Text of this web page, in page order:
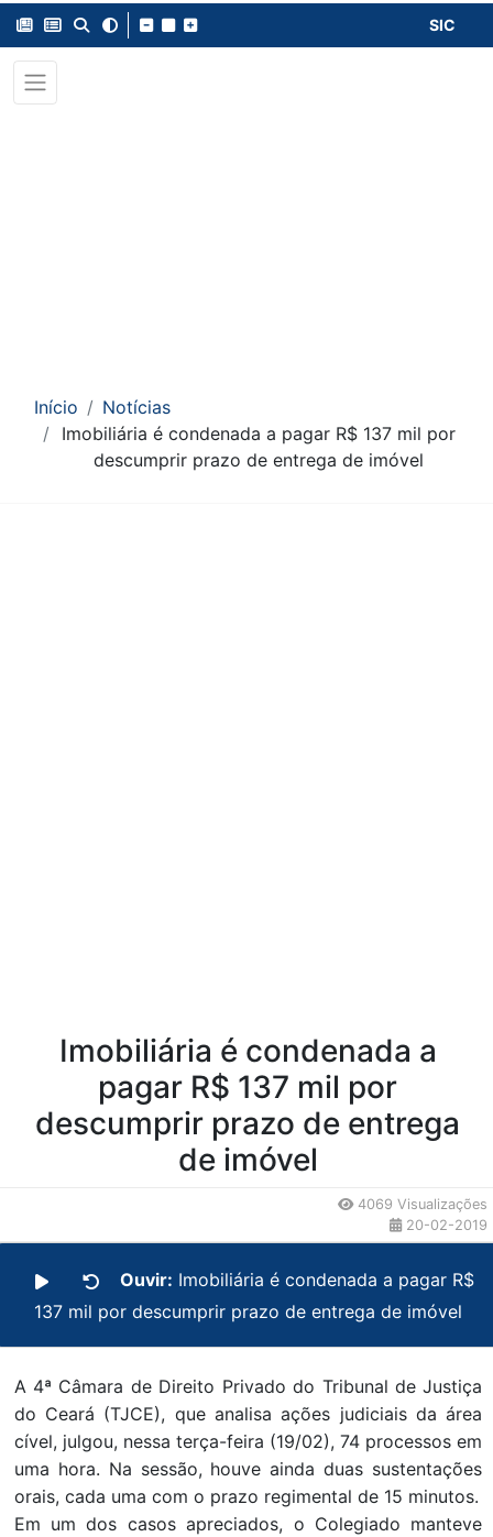
SIC
Início
Notícias
Imobiliária é condenada a pagar R$ 137 mil por
descumprir prazo de entrega de imóvel
Imobiliária é condenada a
pagar R$ 137 mil por
descumprir prazo de entrega
de imóvel
4069 Visualizações
20-02-2019
Ouvir: Imobiliária é condenada a pagar R$
137 mil por descumprir prazo de entrega de imóvel
A 4ª Câmara de Direito Privado do Tribunal de Justiça
do Ceará (TJCE), que analisa ações judiciais da área
cível, julgou, nessa terça-feira (19/02), 74 processos em
uma hora. Na sessão, houve ainda duas sustentações
orais, cada uma com o prazo regimental de 15 minutos.
Em um dos casos apreciados, o Colegiado manteve